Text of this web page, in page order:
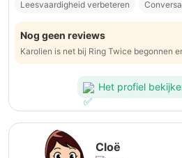
Leesvaardigheid verbeteren
Nog geen reviews
Karolien is net bij Ring Twice begonnen
Het profiel
Cloë